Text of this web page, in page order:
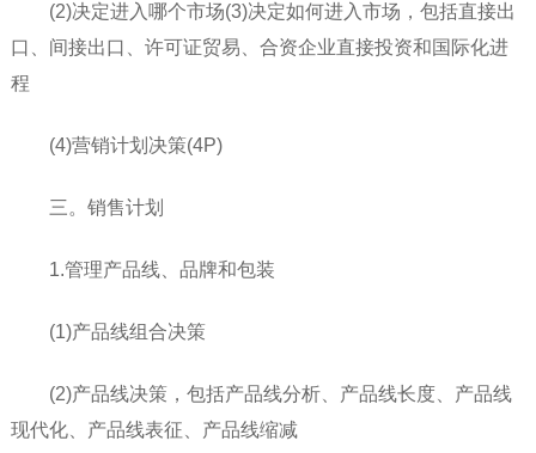
(2)决定进入哪个市场(3)决定如何进入市场，包括直接出
口、间接出口、许可证贸易、合资企业直接投资和国际化进
程
(4)营销计划决策(4P)
三。销售计划
1.管理产品线、品牌和包装
(1)产品线组合决策
(2)产品线决策，包括产品线分析、产品线长度、产品线
现代化、产品线表征、产品线缩减